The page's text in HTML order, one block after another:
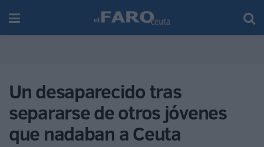
Un desaparecido tras
separarse de otros jóvenes
que nadaban a Ceuta